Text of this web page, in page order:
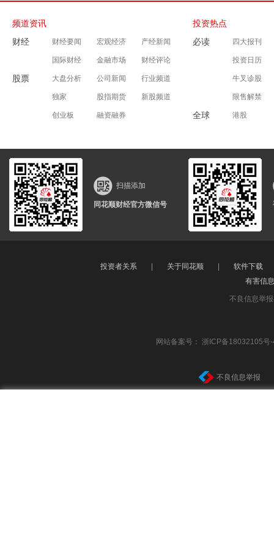
频道资讯
财经
财经要闻 宏观经济 产经新闻
国际财经 金融市场 财经评论
股票 大盘分析 公司新闻 行业频道
独家 股指期货 新股频道
创业板 融资融券
投资热点
必读
四大报刊
投资日历
牛叉诊股
限售解禁
全球 港股
扫描添加
同花顺财经官方微信号
投资者关系 关于同花顺
软件下载
有害信
不良信息举
网站备案号： 浙ICP备18032105号-
不良信息举报